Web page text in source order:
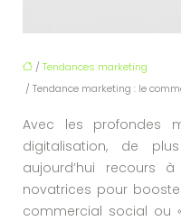
/ Tendances marketing
/ Tendance marketing : le
Avec les profondes
digitalisation, de
aujourd’hui recours
novatrices pour
commercial social ou